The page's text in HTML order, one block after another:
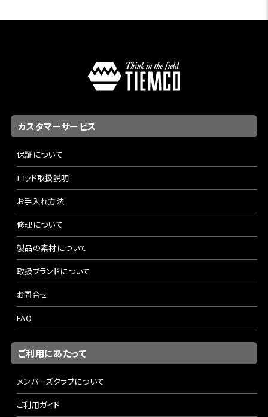
カスタマーサービス
保証について
ロッド取扱説明
お手入れ方法
修理について
製品の素材について
取扱ブランドについて
お問合せ
FAQ
ご利用にあたって
メンバーズクラブについて
ご利用ガイド